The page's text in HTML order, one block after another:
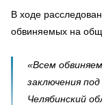
В ходе
обвиняемых на
«Всем
заключения
Челябинский